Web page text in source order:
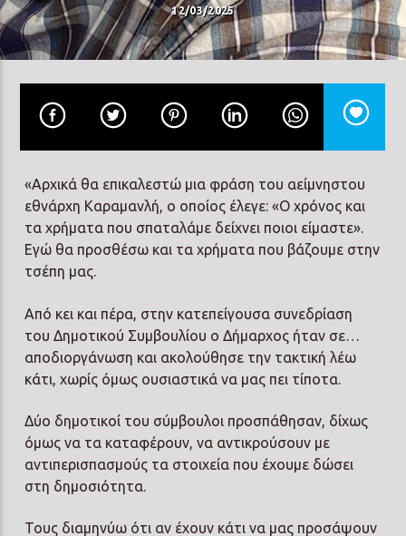
12/03/2025
«Αρχικά θα επικαλεστώ μια φράση του αείμνηστου
εθνάρχη Καραμανλή, ο οποίος έλεγε: «Ο χρόνος και
τα χρήματα που σπαταλάμε δείχνει ποιοι είμαστε».
Εγώ θα προσθέσω και τα χρήματα που βάζουμε στην
τσέπη μας.
Από κει και πέρα, στην κατεπείγουσα συνεδρίαση
του Δημοτικού Συμβουλίου ο Δήμαρχος ήταν σε…
αποδιοργάνωση και ακολούθησε την τακτική λέω
κάτι, χωρίς όμως ουσιαστικά να μας πει τίποτα.
Δύο δημοτικοί του σύμβουλοι προσπάθησαν, δίχως
όμως να τα καταφέρουν, να αντικρούσουν με
αντιπερισπασμούς τα στοιχεία που έχουμε δώσει
στη δημοσιότητα.
Τους διαμηνύω ότι αν έχουν κάτι να μας προσάψουν